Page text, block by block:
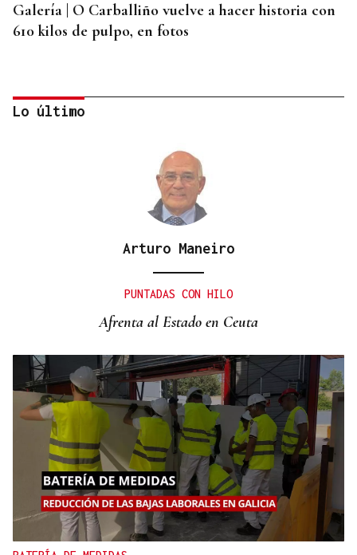
Galería | O Carballiño vuelve a hacer historia con
610 kilos de pulpo, en fotos
Refuerzo en el autobús entre O Carballiño y
Lo último
Arturo Maneiro
PUNTADAS CON HILO
Afrenta al Estado en Ceuta